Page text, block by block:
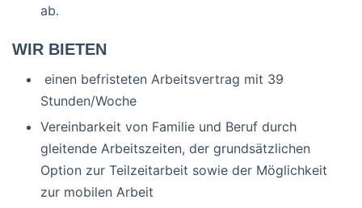
ab.
WIR BIETEN
einen befristeten Arbeitsvertrag mit 39
Stunden/Woche
Vereinbarkeit von Familie und Beruf durch
gleitende Arbeitszeiten, der grundsätzlichen
Option zur Teilzeitarbeit sowie der Möglichkeit
zur mobilen Arbeit